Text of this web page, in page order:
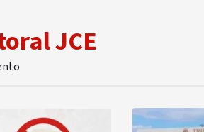
JCE